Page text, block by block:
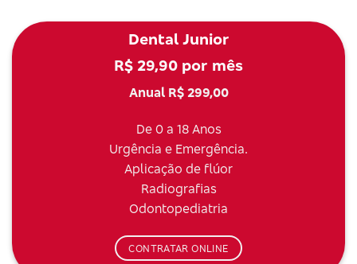
Dental Junior
R$ 29,90 por mês
Anual R$ 299,00
De 0 a 18 Anos
Urgência e Emergência.
Aplicação de flúor
Radiografias
Odontopediatria
CONTRATAR ONLINE